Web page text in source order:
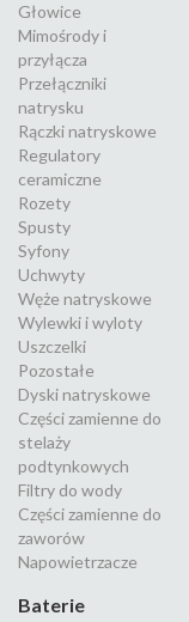
Głowice
Mimośrody i
przyłącza
Przełączniki
natrysku
Rączki natryskowe
Regulatory
ceramiczne
Rozety
Spusty
Syfony
Uchwyty
Węże natryskowe
Wylewki i wyloty
Uszczelki
Pozostałe
Dyski natryskowe
Części zamienne do
stelaży
podtynkowych
Filtry do wody
Części zamienne do
zaworów
Napowietrzacze
Baterie